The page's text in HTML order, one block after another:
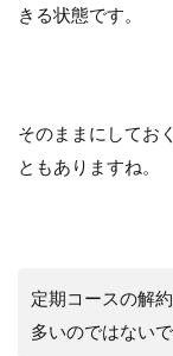
きる状態です。
そのままにしてお
ともありますね。
定期コースの解
多いのではない